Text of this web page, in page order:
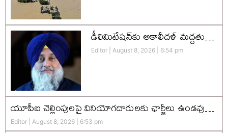
డీలిమిటేషన్‌కు అకాలీదళ్‌ మద్దతు…
Editor August 8, 2026 6:54 pm
యూపీఐ చెల్లింపులపై వినియోగదారులకు ఛార్జీలు ఉండవు…
Editor August 8, 2026 6:53 pm